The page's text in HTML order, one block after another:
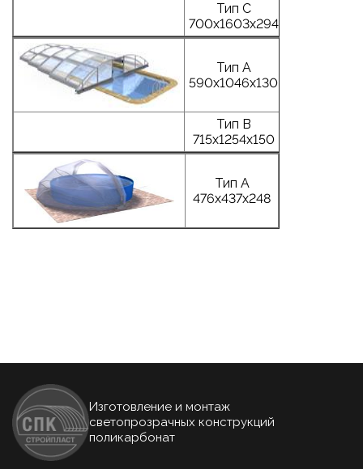
Тип С
700х1603х294
Тип А
590х1046х130
Тип B
715х1254х150
Тип A
476х437х248
Изготовление и монтаж
светопрозрачных конструкций
поликарбонат